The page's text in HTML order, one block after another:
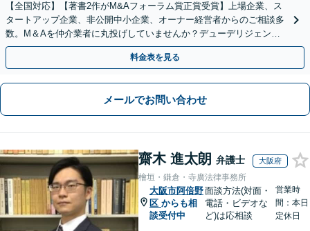
【全国対応】【著書2作がM&Aフォーラム賞正賞受賞】上場企業、ス
タートアップ企業、非公開中小企業、オーナー経営者からのご相談多
数。M＆Aを仲介業者に丸投げしていませんか？デューデリジェンス
や契約書作成・交渉はお任せください【初回無料】
料金表を見る
メールでお問い合わせ
齋木 進太朗 弁護士 大阪府
檜垣・鎌倉・寺廣法律事務所
大阪市阿倍野
区 からも相
談受付中
面談方法(対面・
電話・ビデオな
ど)は応相談
営業時
間：本日
定休日